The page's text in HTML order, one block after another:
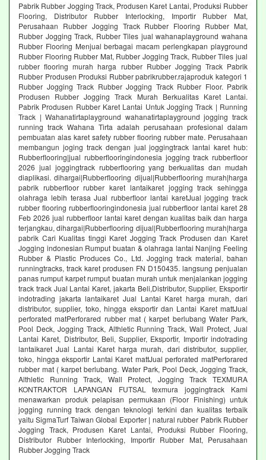
Pabrik Rubber Jogging Track, Produsen Karet Lantai, Produksi Rubber
Flooring, Distributor Rubber Interlocking, Importir Rubber Mat,
Perusahaan Rubber Jogging Track Rubber Flooring Rubber Mat,
Rubber Jogging Track, Rubber Tiles jual wahanaplayground wahana
Rubber Flooring Menjual berbagai macam perlengkapan playground
Rubber Flooring Rubber Mat, Rubber Jogging Track, Rubber Tiles jual
rubber flooring murah harga rubber Rubber Jogging Track Pabrik
Rubber Produsen Produksi Rubber pabrikrubber.rajaproduk kategori 1
Rubber Jogging Track Rubber Jogging Track Rubber Floor. Pabrik
Produsen Rubber Jogging Track Murah Berkualitas Karet Lantai.
Pabrik Produsen Rubber Karet Lantai Untuk Jogging Track | Running
Track | Wahanatirtaplayground wahanatirtaplayground jogging track
running track Wahana Tirta adalah perusahaan profesional dalam
pembuatan alas karet safety rubber flooring rubber mate. Perusahaan
membangun joging track dengan jual joggingtrack lantai karet hub:
Rubberflooring|jual rubberflooringindonesia jogging track rubberfloor
2026 jual joggingtrack rubberflooring yang berkualitas dan mudah
diaplikasi. dihargai|Rubberflooring dijual|Rubberflooring murah|harga
pabrik rubberfloor rubber karet lantaikaret jogging track sehingga
olahraga lebih terasa Jual rubberfloor lantai karetJual jogging track
rubber flooring rubberflooringindonesia jual rubberfloor lantai karet 28
Feb 2026 jual rubberfloor lantai karet dengan kualitas baik dan harga
terjangkau, dihargai|Rubberflooring dijual|Rubberflooring murah|harga
pabrik Cari Kualitas tinggi Karet Jogging Track Produsen dan Karet
Jogging indonesian Rumput buatan & olahraga lantai Nanjing Feeling
Rubber & Plastic Produces Co., Ltd. Jogging track material, bahan
runningtracks, track karet produsen FN D150435. langsung penjualan
panas rumput karpet rumput buatan murah untuk menjalankan jogging
track track Jual Lantai Karet, jakarta Beli,Distributor, Supplier, Eksportir
indotrading jakarta lantaikaret Jual Lantai Karet harga murah, dari
distributor, supplier, toko, hingga eksportir dan Lantai Karet mattJual
perforated matPerforared rubber mat ( karpet berlubang Water Park,
Pool Deck, Jogging Track, Althletic Running Track, Wall Protect, Jual
Lantai Karet, Distributor, Beli, Supplier, Eksportir, Importir indotrading
lantaikaret Jual Lantai Karet harga murah, dari distributor, supplier,
toko, hingga eksportir Lantai Karet mattJual perforated matPerforared
rubber mat ( karpet berlubang. Water Park, Pool Deck, Jogging Track,
Althletic Running Track, Wall Protect, Jogging Track TEXMURA
KONTRAKTOR LAPANGAN FUTSAL texmura joggingtrack Kami
menawarkan produk pelapisan permukaan (Floor Finishing) untuk
jogging running track dengan teknologi terkini dan kualitas terbaik
yaitu SigmaTurf Taiwan Global Exporter | natural rubber Pabrik Rubber
Jogging Track, Produsen Karet Lantai, Produksi Rubber Flooring,
Distributor Rubber Interlocking, Importir Rubber Mat, Perusahaan
Rubber Jogging Track